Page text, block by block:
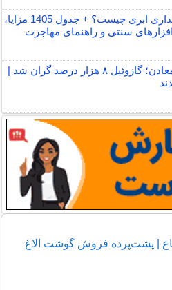
نرم‌افزار حسابداری ابری چیست؟ + جدول 1405 مزایا،
سنتی و راهنمای مهاجرت
شوک تازه به معادن؛ گازوئیل ۸ هزار درصد گران شد |
| پشت‌پرده فروش گوشت الاغ